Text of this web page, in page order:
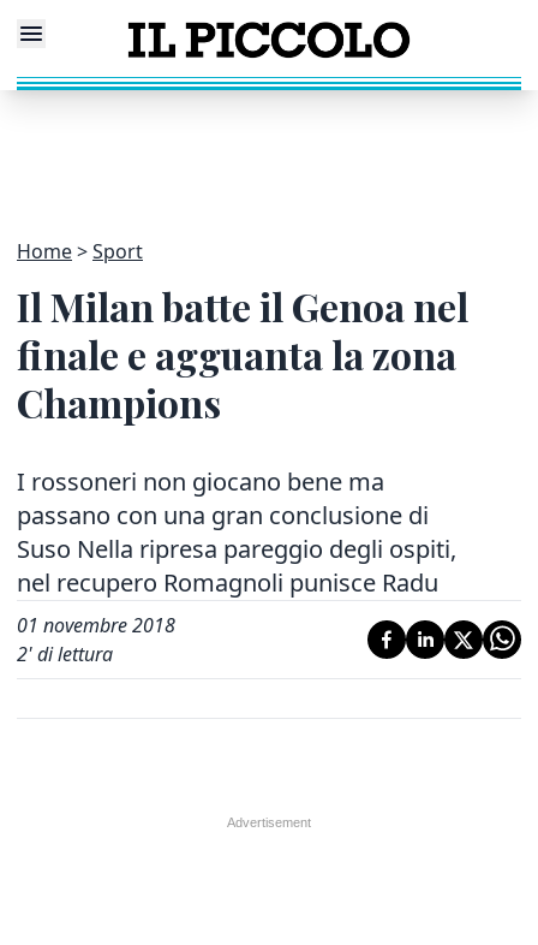
Home Sport
Il Milan batte il Genoa nel
finale e agguanta la zona
Champions
I rossoneri non giocano bene ma
passano con una gran conclusione di
Suso Nella ripresa pareggio degli ospiti,
nel recupero Romagnoli punisce Radu
01 novembre 2018
2' di lettura